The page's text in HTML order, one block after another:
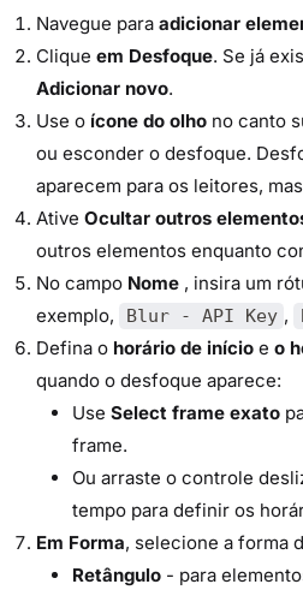
Navegue para adicionar
Clique em Desfoque. Se já
Adicionar novo.
Use o ícone do olho no canto
ou esconder o desfoque.
aparecem para os leitores,
Ative Ocultar outros
outros elementos enquanto
No campo Nome , insira um
exemplo,
Blur - API Key ,
Defina o horário de início e o
quando o desfoque aparece:
Use Select frame exato
frame.
Ou arraste o controle
tempo para definir os
Em Forma, selecione a forma
Retângulo - para